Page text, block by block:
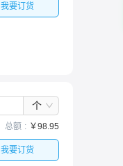
我要订货
个
总额 ￥98.95
我要订货